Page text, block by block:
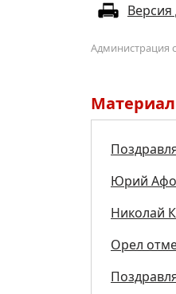
Версия
Администрация
Юрий
Николай
Орел